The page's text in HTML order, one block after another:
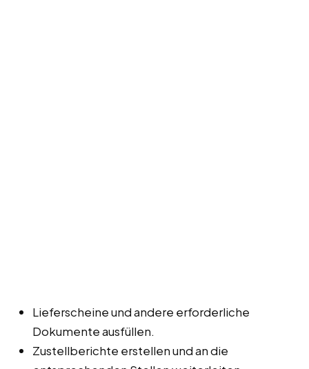
Lieferscheine und andere erforderliche
Dokumente ausfüllen.
Zustellberichte erstellen und an die